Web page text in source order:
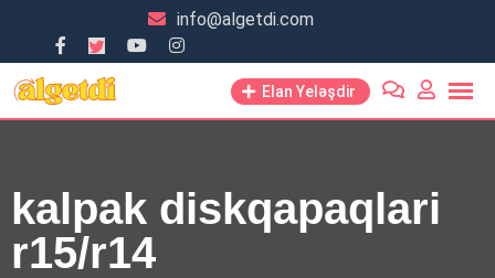
content
info@algetdi.com
Elan Yeləşdir
kalpak diskqapaqlari
r15/r14